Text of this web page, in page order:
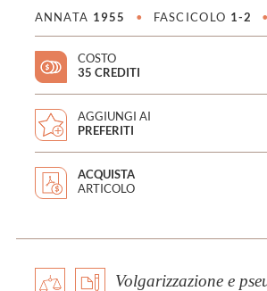
ANNATA 1955 • FASCICOLO 1-2 •
COSTO
35 CREDITI
AGGIUNGI AI
PREFERITI
ACQUISTA
ARTICOLO
Volgarizzazione e